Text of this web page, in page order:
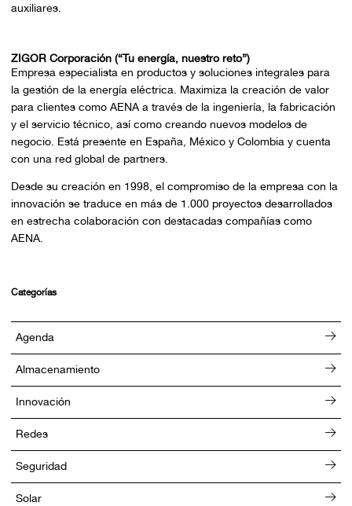
auxiliares.
ZIGOR Corporación (“Tu energía, nuestro reto”)
Empresa especialista en productos y soluciones integrales para
la gestión de la energía eléctrica. Maximiza la creación de valor
para clientes como AENA a través de la ingeniería, la fabricación
y el servicio técnico, así como creando nuevos modelos de
negocio. Está presente en España, México y Colombia y cuenta
con una red global de partners.
Desde su creación en 1998, el compromiso de la empresa con la
innovación se traduce en más de 1.000 proyectos desarrollados
en estrecha colaboración con destacadas compañías como
AENA.
Categorías
Agenda
Almacenamiento
Innovación
Redes
Seguridad
Solar